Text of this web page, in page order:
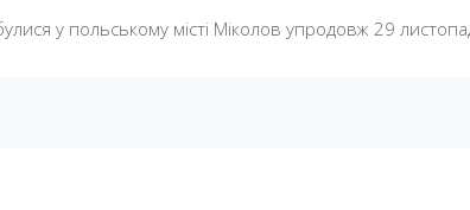
у польському місті Міколов упродовж 29